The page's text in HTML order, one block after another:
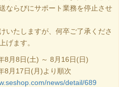
ならびにサポート業務を停止させ
いたしますが、何卒ご了承くださ
げます。
月8日(土) ～ 8月16日(日)
月17日(月)より順次
news/detail/689